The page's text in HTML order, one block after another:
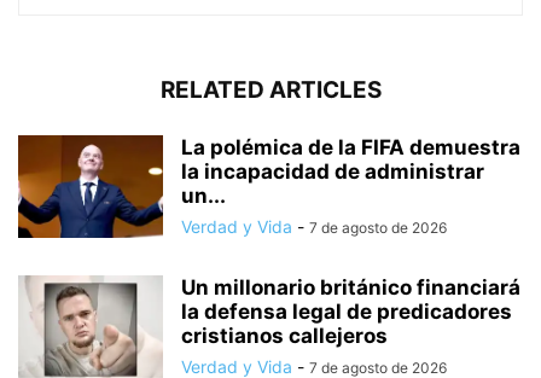
RELATED ARTICLES
La polémica de la FIFA demuestra
la incapacidad de administrar
un...
Verdad y Vida - 7 de agosto de 2026
Un millonario británico financiará
la defensa legal de predicadores
cristianos callejeros
Verdad y Vida - 7 de agosto de 2026